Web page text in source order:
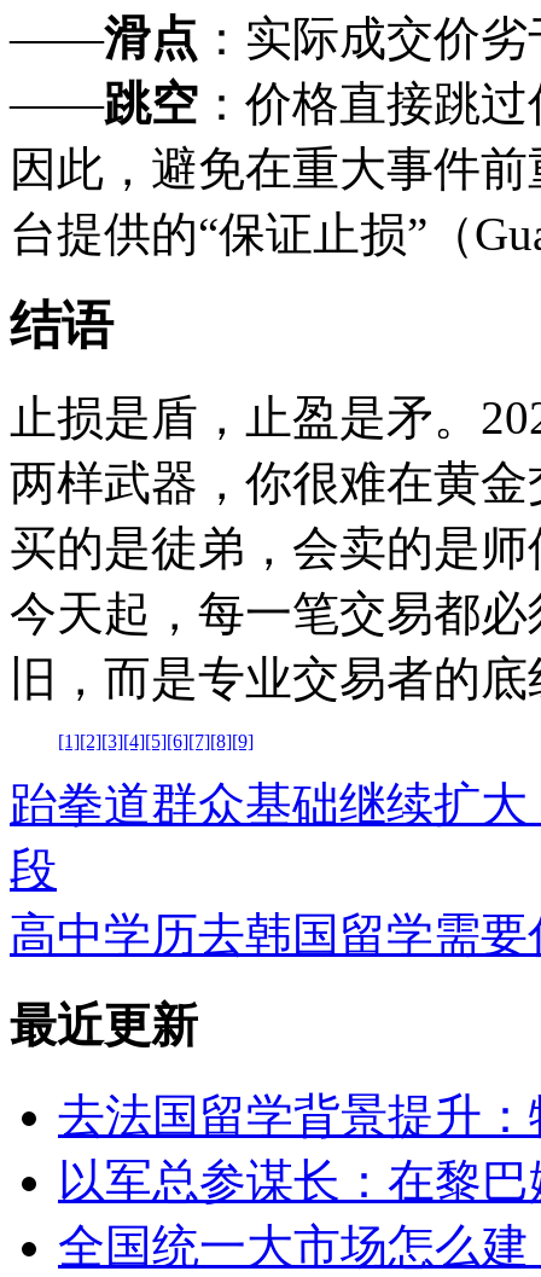
——滑点 ：实际成交价
——跳空 ：价格直接跳
因此，避免在重大事件
台提供的“保证止损”（
结语
止损是盾，止盈是矛。
两样武器，你很难在黄
买的是徒弟，会卖的是
今天起，每一笔交易都
旧，而是专业交易者的
[1][2][3][4][5][6][7][8][9]
跆拳道群众基础继续扩
段
高中学历去韩国留学需
最近更新
去法国留学背景提升
以军总参谋长：在黎
全国统一大市场怎么